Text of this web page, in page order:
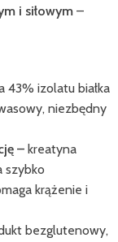
i siłowym –
43% izolatu białka
niezbędny
– kreatyna
szybko
krążenie i
bezglutenowy,